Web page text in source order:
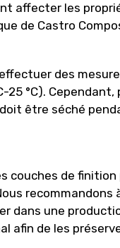
affecter les
de Castro
des
25 °C).
être séché
de
dans une
afin de les